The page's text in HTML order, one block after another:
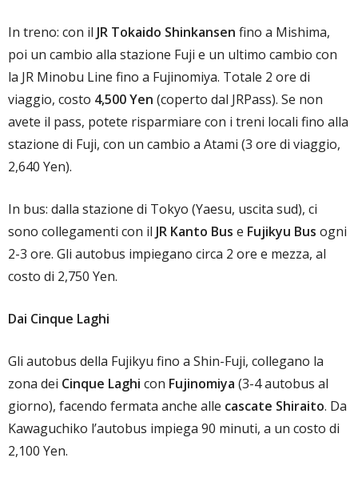
In treno: con il JR Tokaido Shinkansen fino a Mishima,
poi un cambio alla stazione Fuji e un ultimo cambio con
la JR Minobu Line fino a Fujinomiya. Totale 2 ore di
viaggio, costo 4,500 Yen (coperto dal JRPass). Se non
avete il pass, potete risparmiare con i treni locali fino alla
stazione di Fuji, con un cambio a Atami (3 ore di viaggio,
2,640 Yen).
In bus: dalla stazione di Tokyo (Yaesu, uscita sud), ci
sono collegamenti con il JR Kanto Bus e Fujikyu Bus ogni
2-3 ore. Gli autobus impiegano circa 2 ore e mezza, al
costo di 2,750 Yen.
Dai Cinque Laghi
Gli autobus della Fujikyu fino a Shin-Fuji, collegano la
zona dei Cinque Laghi con Fujinomiya (3-4 autobus al
giorno), facendo fermata anche alle cascate Shiraito. Da
Kawaguchiko l’autobus impiega 90 minuti, a un costo di
2,100 Yen.